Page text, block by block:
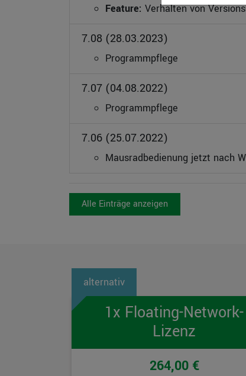
Feature: Verhalten von
7.08 (28.03.2023)
Programmpflege
7.07 (04.08.2022)
Programmpflege
7.06 (25.07.2022)
Mausradbedienung jetzt nach
Alle Einträge anzeigen
1x Floating-Network-
Lizenz
264,00 €